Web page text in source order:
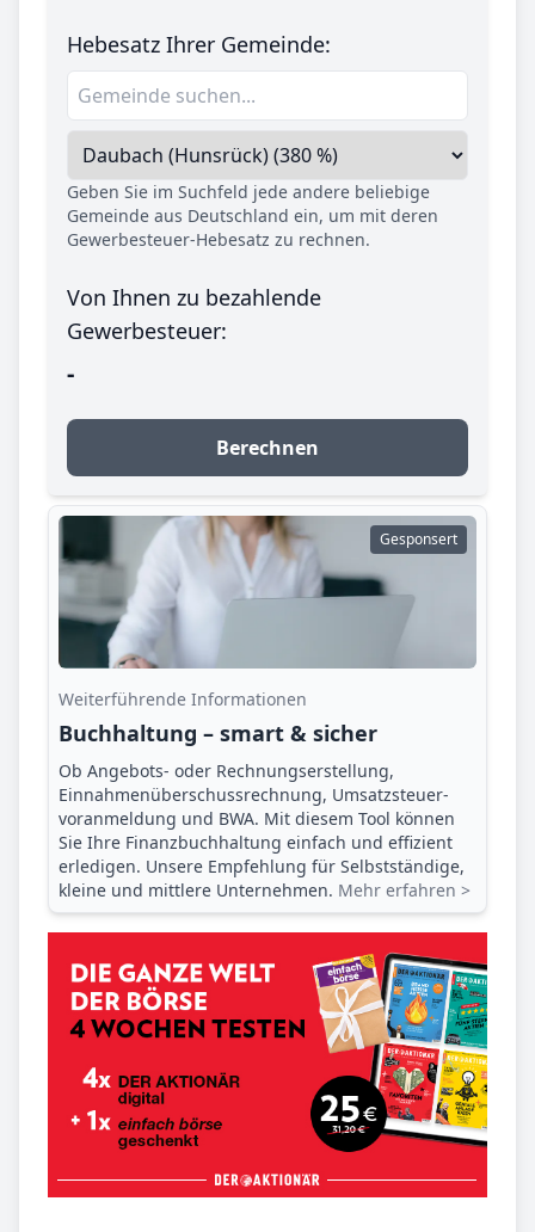
Hebesatz Ihrer Gemeinde:
Geben Sie im Suchfeld jede andere beliebige
Gemeinde aus Deutschland ein, um mit deren
Gewerbesteuer-Hebesatz zu rechnen.
Von Ihnen zu bezahlende
Gewerbesteuer:
-
Berechnen
Gesponsert
Weiterführende Informationen
Buchhaltung – smart & sicher
Ob Angebots- oder Rechnungserstellung,
Einnahmenüberschuss­rechnung, Umsatzsteuer­
voranmeldung und BWA. Mit diesem Tool können
Sie Ihre Finanz­buchhaltung einfach und effizient
erledigen. Unsere Empfehlung für Selbstständige,
kleine und mittlere Unternehmen. Mehr erfahren >